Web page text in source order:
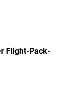
Flight-Pack-